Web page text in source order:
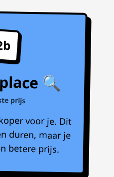
🔍
prijs
voor je. Dit
duren, maar je
betere prijs.